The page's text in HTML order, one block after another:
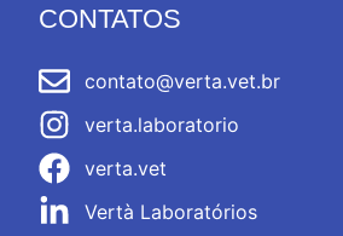
CONTATOS
contato@verta.vet.br
verta.laboratorio
verta.vet
Vertà Laboratórios